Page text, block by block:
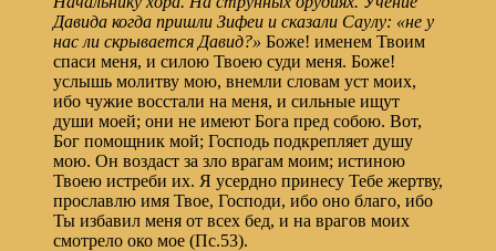
Давида когда пришли Зифеи и сказали Саулу: «не у
нас ли скрывается Давид?» Боже! именем Твоим
спаси меня, и силою Твоею суди меня. Боже!
услышь молитву мою, внемли словам уст моих,
ибо чужие восстали на меня, и сильные ищут
души моей; они не имеют Бога пред собою. Вот,
Бог помощник мой; Господь подкрепляет душу
мою. Он воздаст за зло врагам моим; истиною
Твоею истреби их. Я усердно принесу Тебе жертву,
прославлю имя Твое, Господи, ибо оно благо, ибо
Ты избавил меня от всех бед, и на врагов моих
смотрело око мое (Пс.53).